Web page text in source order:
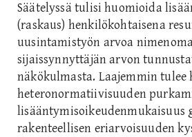
Säätelyssä tulisi huomioida
(raskaus) henkilökohtaisena
uusintamistyön arvoa
sijaissynnyttäjän arvon
näkökulmasta. Laajemmin tulee
heteronormatiivisuuden
lisääntymisoikeudenmukaisuus
rakenteellisen eriarvoisuuden